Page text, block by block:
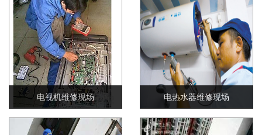
电视机维修现场 电热水器维修现场